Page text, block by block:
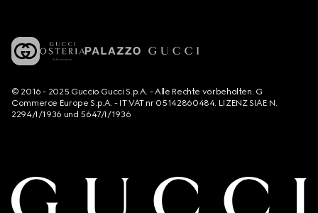
© 2016 - 2025 Guccio Gucci S.p.A. - Alle Rechte vorbehalten. G
Commerce Europe S.p.A. - IT VAT nr 05142860484. LIZENZ SIAE N.
2294/I/1936 und 5647/I/1936